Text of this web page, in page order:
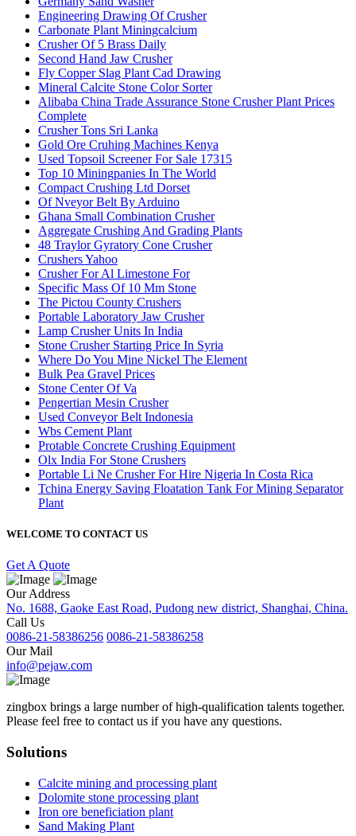
Engineering Drawing Of Crusher
Carbonate Plant Miningcalcium
Crusher Of 5 Brass Daily
Second Hand Jaw Crusher
Fly Copper Slag Plant Cad Drawing
Mineral Calcite Stone Color Sorter
Alibaba China Trade Assurance Stone Crusher Plant Prices
Complete
Crusher Tons Sri Lanka
Gold Ore Cruhing Machines Kenya
Used Topsoil Screener For Sale 17315
Top 10 Miningpanies In The World
Compact Crushing Ltd Dorset
Of Nveyor Belt By Arduino
Ghana Small Combination Crusher
Aggregate Crushing And Grading Plants
48 Traylor Gyratory Cone Crusher
Crushers Yahoo
Crusher For Al Limestone For
Specific Mass Of 10 Mm Stone
The Pictou County Crushers
Portable Laboratory Jaw Crusher
Lamp Crusher Units In India
Stone Crusher Starting Price In Syria
Where Do You Mine Nickel The Element
Bulk Pea Gravel Prices
Stone Center Of Va
Pengertian Mesin Crusher
Used Conveyor Belt Indonesia
Wbs Cement Plant
Protable Concrete Crushing Equipment
Olx India For Stone Crushers
Portable Li Ne Crusher For Hire Nigeria In Costa Rica
Tchina Energy Saving Floatation Tank For Mining Separator
Plant
WELCOME TO CONTACT US
Get A Quote
Our Address
No. 1688, Gaoke East Road, Pudong new district, Shanghai, China.
Call Us
0086-21-58386256 0086-21-58386258
Our Mail
info@pejaw.com
zingbox brings a large number of high-qualification talents together.
Please feel free to contact us if you have any questions.
Solutions
Calcite mining and processing plant
Dolomite stone processing plant
Iron ore beneficiation plant
Sand Making Plant